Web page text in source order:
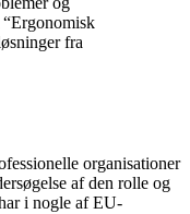
fra
organisationer
af den rolle og
i nogle af EU-